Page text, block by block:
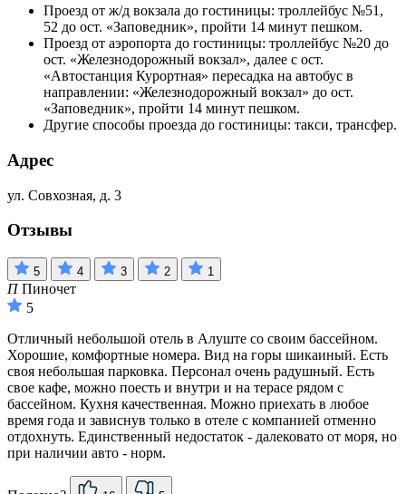
Проезд от ж/д вокзала до гостиницы: троллейбус №51,
52 до ост. «Заповедник», пройти 14 минут пешком.
Проезд от аэропорта до гостиницы: троллейбус №20 до
ост. «Железнодорожный вокзал», далее с ост.
«Автостанция Курортная» пересадка на автобус в
направлении: «Железнодорожный вокзал» до ост.
«Заповедник», пройти 14 минут пешком.
Другие способы проезда до гостиницы: такси, трансфер.
Адрес
ул. Совхозная, д. 3
Отзывы
5 4 3 2 1
ППиночет
5
Отличный небольшой отель в Алуште со своим бассейном.
Хорошие, комфортные номера. Вид на горы шикаиный. Есть
своя небольшая парковка. Персонал очень радушный. Есть
свое кафе, можно поесть и внутри и на терасе рядом с
бассейном. Кухня качественная. Можно приехать в любое
время года и зависнув только в отеле с компанией отменно
отдохнуть. Единственный недостаток - далековато от моря, но
при наличии авто - норм.